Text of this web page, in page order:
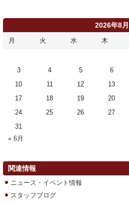
2026年8月
月 火 水 木
« 6月
3
4 5 6
10
11 12 13
17
18 19 20
24
25 26 27
31
関連情報
ニュース・イベント情報
スタッフブログ